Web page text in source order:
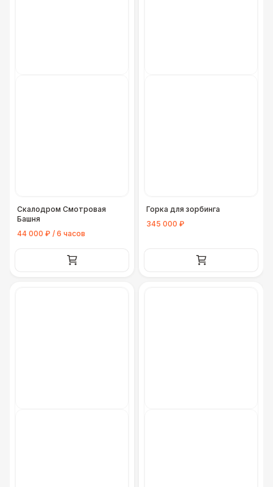
Скалодром Смотровая
Башня
44 000 ₽ / 6 часов
Горка для зорбинга
345 000 ₽